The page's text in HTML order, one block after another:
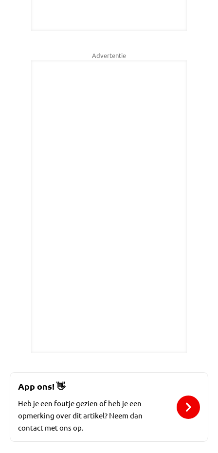
Advertentie
App ons!👋
Heb je een foutje gezien of heb je een
opmerking over dit artikel? Neem dan
contact met ons op.